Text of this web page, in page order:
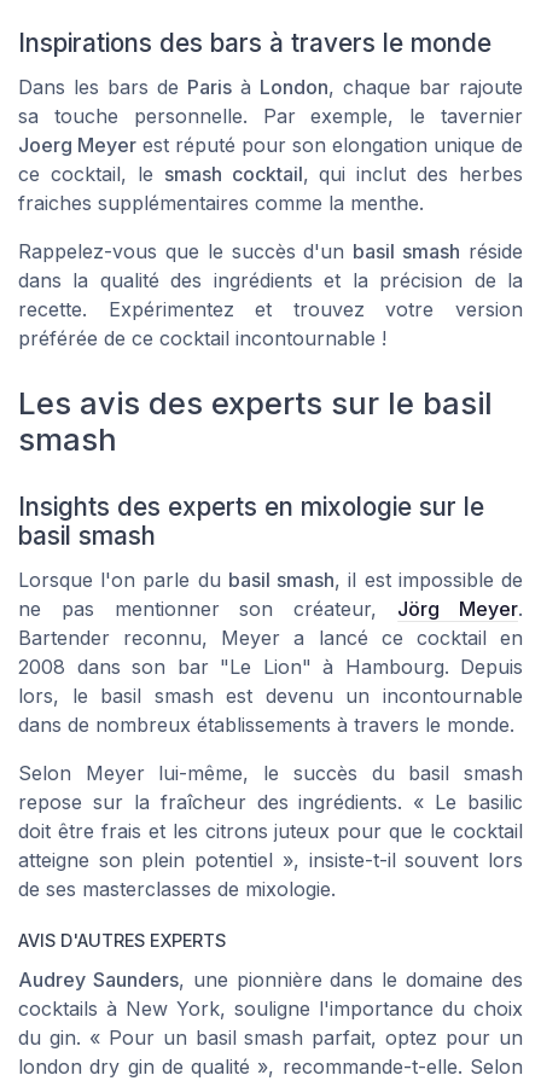
Inspirations des bars à travers le monde
Dans les bars de Paris à London, chaque bar rajoute
sa touche personnelle. Par exemple, le tavernier
Joerg Meyer est réputé pour son elongation unique de
ce cocktail, le smash cocktail, qui inclut des herbes
fraiches supplémentaires comme la menthe.
Rappelez-vous que le succès d'un basil smash réside
dans la qualité des ingrédients et la précision de la
recette. Expérimentez et trouvez votre version
préférée de ce cocktail incontournable !
Les avis des experts sur le basil
smash
Insights des experts en mixologie sur le
basil smash
Lorsque l'on parle du basil smash, il est impossible de
ne pas mentionner son créateur, Jörg Meyer.
Bartender reconnu, Meyer a lancé ce cocktail en
2008 dans son bar "Le Lion" à Hambourg. Depuis
lors, le basil smash est devenu un incontournable
dans de nombreux établissements à travers le monde.
Selon Meyer lui-même, le succès du basil smash
repose sur la fraîcheur des ingrédients. « Le basilic
doit être frais et les citrons juteux pour que le cocktail
atteigne son plein potentiel », insiste-t-il souvent lors
de ses masterclasses de mixologie.
AVIS D'AUTRES EXPERTS
Audrey Saunders, une pionnière dans le domaine des
cocktails à New York, souligne l'importance du choix
du gin. « Pour un basil smash parfait, optez pour un
london dry gin de qualité », recommande-t-elle. Selon